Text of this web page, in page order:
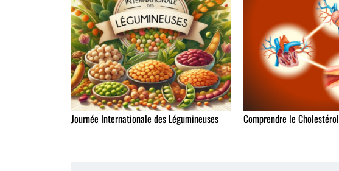
Journée Internationale des Légumineuses Comprendre le Cholestérol